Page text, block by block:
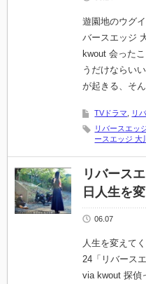
遊園地のウグ
バースエッジ
kwout 会った
うだけならい
が起きる、そ
TVドラマ リ
リバースエッ
ースエッジ 大
リバース
日人生を
06.07
人生を変えて
24「リバース
via kwout 探偵